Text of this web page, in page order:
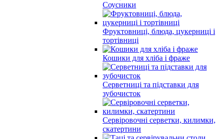
Соусники
Фруктовниці, блюда, цукерниці і
тортівниці
Кошики для хліба і фраже
Серветниці та підставки для
зубочисток
Сервіровочні серветки, килимки,
скатертини